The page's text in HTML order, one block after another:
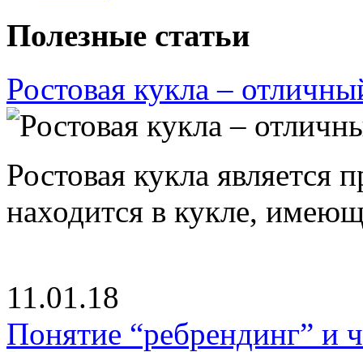
Полезные статьи
Ростовая кукла –
Ростовая кукла является
находится в кукле,
11.01.18
Понятие “ребрендинг” и